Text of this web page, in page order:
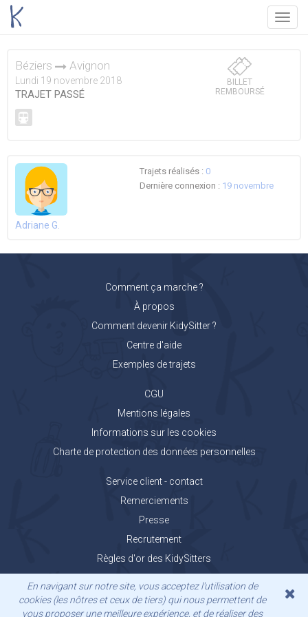
Menu
Béziers Avignon
Lundi 19 novembre 2018
TRAJET PASSÉ
BILLET
REMBOURSÉ
Adriane G.
Trajets réalisés : 0
Dernière connexion : 19 novembre
Comment ça marche ?
À propos
Comment devenir KidySitter ?
Centre d'aide
Exemples de trajets
CGU
Mentions légales
Informations sur les cookies
Charte de protection des données personnelles
Service client - contact
Remerciements
Presse
Recrutement
Règles d'or des KidySitters
En navigant sur notre site, vous acceptez l'utilisation de
cookies (les nôtres et ceux de tiers) qui nous permettent de
vous proposer une meilleure expérience, et de réaliser des